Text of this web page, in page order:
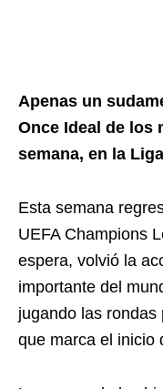
Apenas un
Once Ideal de los
semana, en la
Esta semana
UEFA Champions
espera, volvió la
importante del
jugando las
que marca el inicio